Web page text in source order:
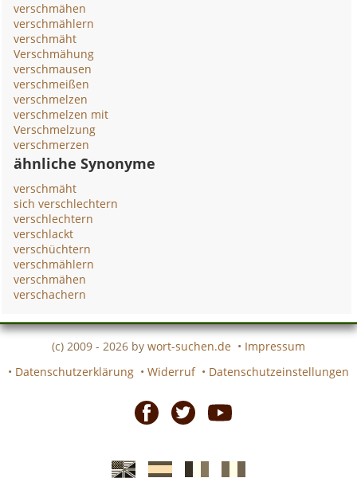
verschmähen
verschmählern
verschmäht
Verschmähung
verschmausen
verschmeißen
verschmelzen
verschmelzen mit
Verschmelzung
verschmerzen
ähnliche Synonyme
verschmäht
sich verschlechtern
verschlechtern
verschlackt
verschüchtern
verschmählern
verschmähen
verschachern
(c) 2009 - 2026 by wort-suchen.de • Impressum
• Datenschutzerklärung • Widerruf • Datenschutzeinstellungen